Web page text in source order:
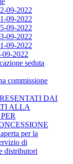
09-2022
09-2022
09-2022
09-2022
09-2022
2022
seduta
commissione
DAI
ALLA
per la
di
distributori